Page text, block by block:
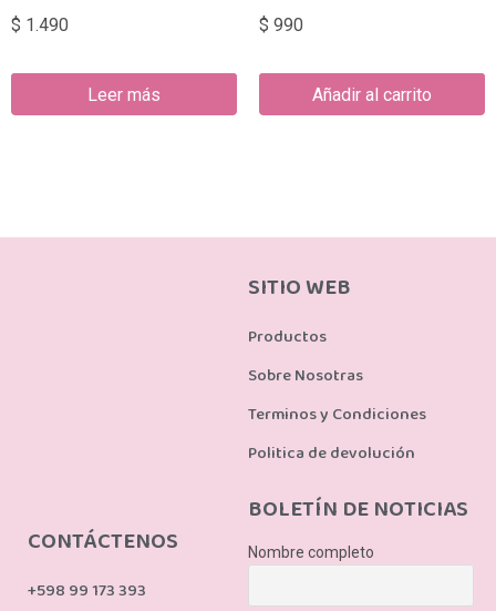
$ 1.490
Leer más
$ 990
Añadir al carrito
SITIO WEB
Productos
Sobre Nosotras
Terminos y Condiciones
Politica de devolución
CONTÁCTENOS
+598 99 173 393
BOLETÍN DE NOTICIAS
Nombre completo